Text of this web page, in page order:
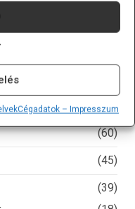
Cégadatok – Impresszum
(60)
(45)
(39)